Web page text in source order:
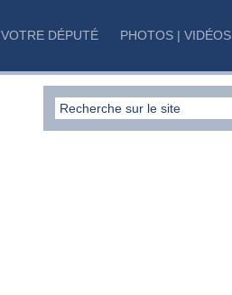
VOTRE DÉPUTÉ PHOTOS | VIDÉOS